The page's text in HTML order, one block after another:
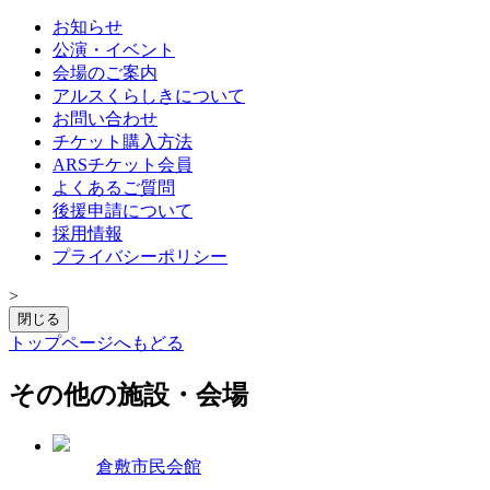
お知らせ
公演・イベント
会場のご案内
アルスくらしきについて
お問い合わせ
チケット購入方法
ARSチケット会員
よくあるご質問
後援申請について
採用情報
プライバシーポリシー
>
閉じる
トップページへもどる
その他の施設・会場
倉敷市民会館